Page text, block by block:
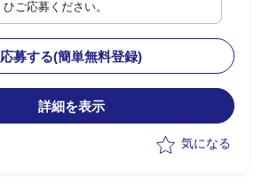
ひご応募ください。
応募する(簡単無料登録)
詳細を表示
気になる